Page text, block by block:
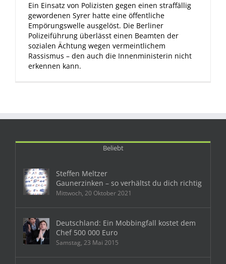
Ein Einsatz von Polizisten gegen einen straffällig
gewordenen Syrer hatte eine öffentliche
Empörungswelle ausgelöst. Die Berliner
Polizeiführung überlässt einen Beamten der
sozialen Ächtung wegen vermeintlichem
Rassismus – den auch die Innenministerin nicht
erkennen kann.
Beliebt
Steffen Meltzer
Gaunerzinken – so verhältst du dich richtig
Mittwoch, 20 Oktober 2021
Deutschland: Ein Mobbingfall kostet dem
Chef 500 000 Euro
Samstag, 23 Mai 2015